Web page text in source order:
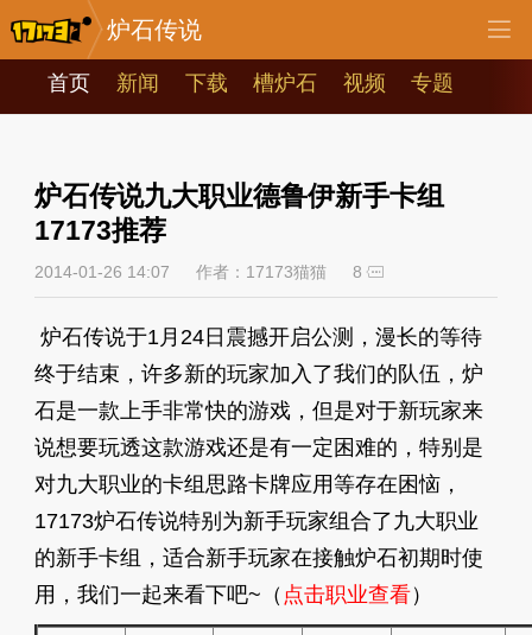
炉石传说
首页 新闻 下载 槽炉石 视频 专题
炉石传说九大职业德鲁伊新手卡组
17173推荐
2014-01-26 14:07 作者：17173猫猫 8
炉石传说于1月24日震撼开启公测，漫长的等待
终于结束，许多新的玩家加入了我们的队伍，炉
石是一款上手非常快的游戏，但是对于新玩家来
说想要玩透这款游戏还是有一定困难的，特别是
对九大职业的卡组思路卡牌应用等存在困恼，
17173炉石传说特别为新手玩家组合了九大职业
的新手卡组，适合新手玩家在接触炉石初期时使
用，我们一起来看下吧~（ 点击职业查看）